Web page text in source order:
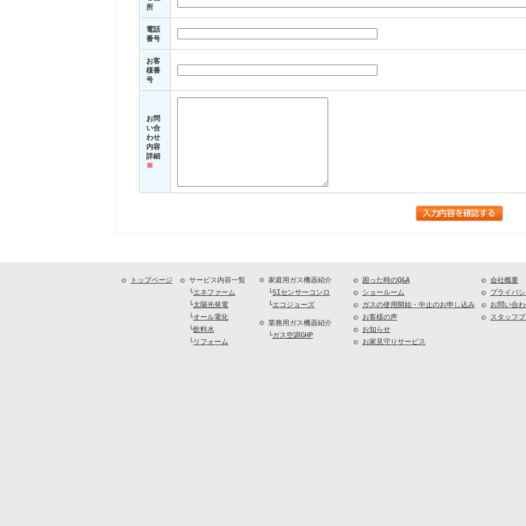
所
電話
番号
お客
様番
号
お問
い合
わせ
内容
詳細
※
トップページ
サービス内容一覧
└エネファーム
└太陽光発電
└オール電化
└飲料水
└リフォーム
家庭用ガス機器紹介
└SIセンサーコンロ
└エコジョーズ
業務用ガス機器紹介
└ガス空調GHP
困った時のQ&A
ショールーム
ガスの使用開始・中止のお申し込み
お客様の声
お知らせ
お家見守りサービス
会社概要
プライバ
お問い合
スタッフ